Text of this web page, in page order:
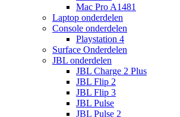
Mac Pro A1481
Laptop onderdelen
Console onderdelen
Playstation 4
Surface Onderdelen
JBL onderdelen
JBL Charge 2 Plus
JBL Flip 2
JBL Flip 3
JBL Pulse
JBL Pulse 2